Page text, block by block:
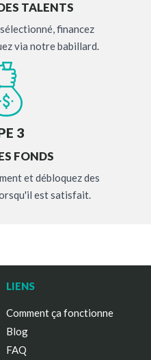
TALENTS
financez
via notre babillard.
3
FONDS
et débloquez des
est satisfait.
LIENS
Comment ça fonctionne
Blog
FAQ